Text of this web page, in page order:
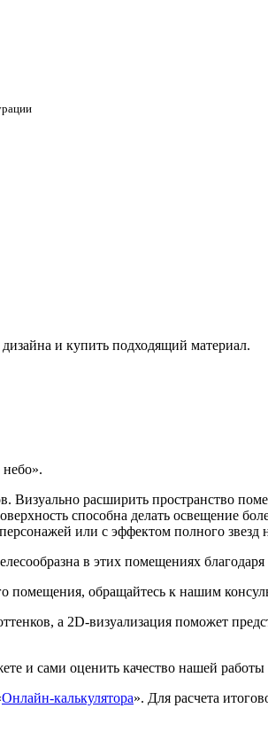
и купить подходящий материал.
Визуально расширить пространство
способна делать освещение
или с эффектом полного звезд
в этих помещениях
помещения, обращайтесь к нашим
а 2D-визуализация поможет
и сами оценить качество нашей
Онлайн-калькулятора». Для расчета